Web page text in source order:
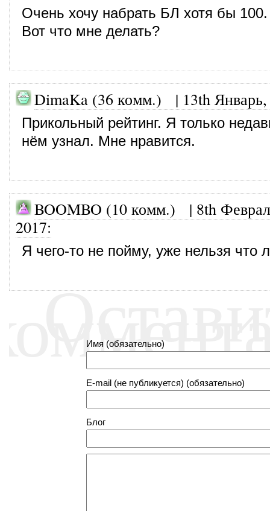
Очень хочу набрать БЛ хотя бы
Вот что мне делать?
DimaKa (36 комм.) | 13th
Прикольный рейтинг. Я только
нём узнал. Мне нравится.
BOOMBO (10 комм.) | 8th
2017:
Я чего-то не пойму, уже нельзя что
Имя (обязательно)
E-mail (не публикуется) (обязательно)
Блог